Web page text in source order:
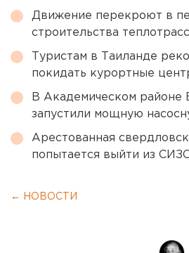
Движение перекроют в
строительства
Туристам в Таиланде
покидать курортные
В Академическом районе
запустили мощную
Арестованная
попытается выйти из
← НОВОСТИ